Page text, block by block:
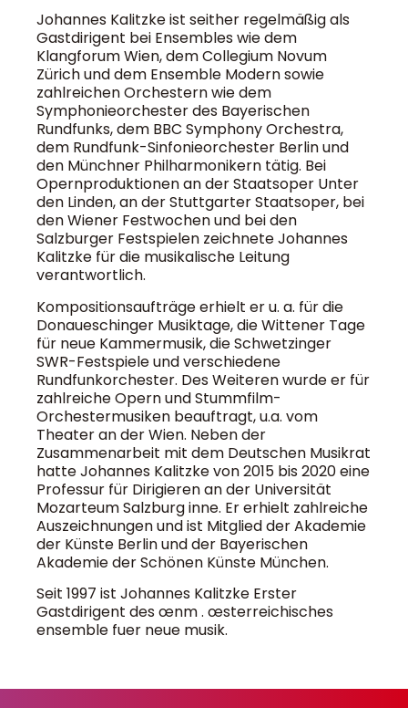
Johannes Kalitzke ist seither regelmäßig als
Gastdirigent bei Ensembles wie dem
Klangforum Wien, dem Collegium Novum
Zürich und dem Ensemble Modern sowie
zahlreichen Orchestern wie dem
Symphonieorchester des Bayerischen
Rundfunks, dem BBC Symphony Orchestra,
dem Rundfunk-Sinfonieorchester Berlin und
den Münchner Philharmonikern tätig. Bei
Opernproduktionen an der Staatsoper Unter
den Linden, an der Stuttgarter Staatsoper, bei
den Wiener Festwochen und bei den
Salzburger Festspielen zeichnete Johannes
Kalitzke für die musikalische Leitung
verantwortlich.
Kompositionsaufträge erhielt er u. a. für die
Donaueschinger Musiktage, die Wittener Tage
für neue Kammermusik, die Schwetzinger
SWR-Festspiele und verschiedene
Rundfunkorchester. Des Weiteren wurde er für
zahlreiche Opern und Stummfilm-
Orchestermusiken beauftragt, u.a. vom
Theater an der Wien. Neben der
Zusammenarbeit mit dem Deutschen Musikrat
hatte Johannes Kalitzke von 2015 bis 2020 eine
Professur für Dirigieren an der Universität
Mozarteum Salzburg inne. Er erhielt zahlreiche
Auszeichnungen und ist Mitglied der Akademie
der Künste Berlin und der Bayerischen
Akademie der Schönen Künste München.
Seit 1997 ist Johannes Kalitzke Erster
Gastdirigent des œnm . œsterreichisches
ensemble fuer neue musik.